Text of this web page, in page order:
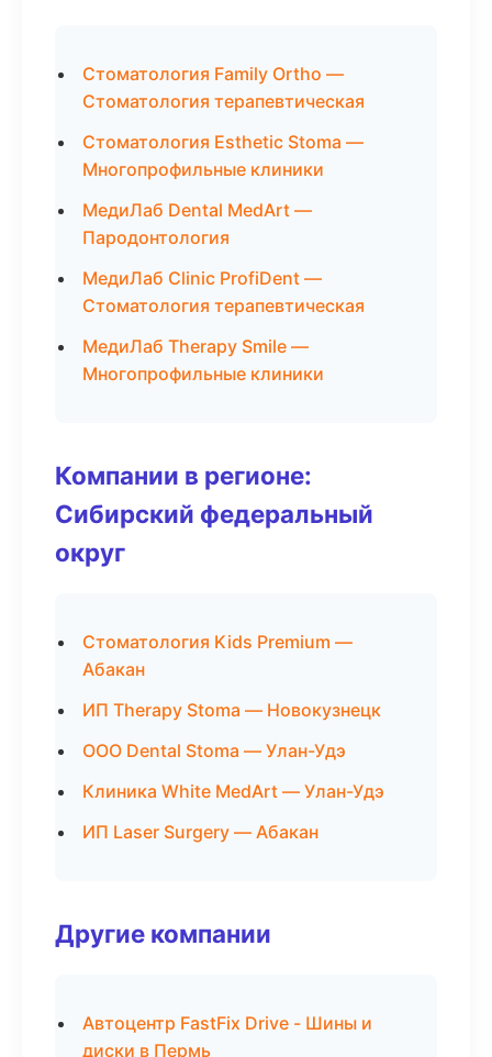
Стоматология Family Ortho —
Стоматология терапевтическая
Стоматология Esthetic Stoma —
Многопрофильные клиники
МедиЛаб Dental MedArt —
Пародонтология
МедиЛаб Clinic ProfiDent —
Стоматология терапевтическая
МедиЛаб Therapy Smile —
Многопрофильные клиники
Компании в регионе:
Сибирский федеральный
округ
Стоматология Kids Premium —
Абакан
ИП Therapy Stoma — Новокузнецк
ООО Dental Stoma — Улан-Удэ
Клиника White MedArt — Улан-Удэ
ИП Laser Surgery — Абакан
Другие компании
Автоцентр FastFix Drive - Шины и
диски в Пермь